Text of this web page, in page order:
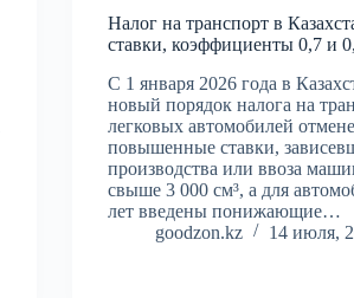
Налог на транспорт в
ставки, коэффициенты 0,7 и
С 1 января 2026 года в
новый порядок налога на
легковых автомобилей
повышенные ставки,
производства или ввоза
свыше 3 000 см³, а для
лет введены понижающие…
goodzon.kz
14 июля,